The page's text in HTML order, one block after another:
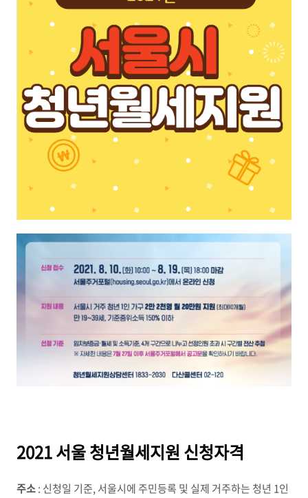
2021 서울 청년월세지원 신청자격
주소: 신청일 기준, 서울시에 주민등록 및 실제 거주하는 청년 1인